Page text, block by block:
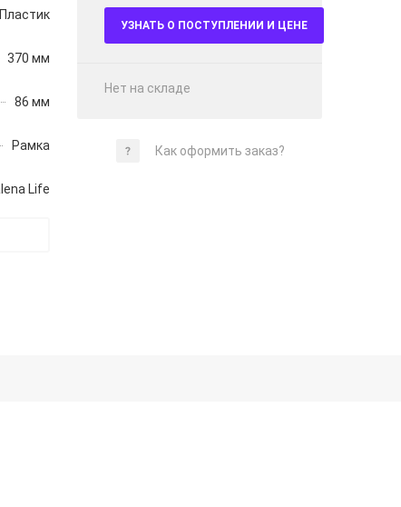
Пластик
370 мм
86 мм
Рамка
Life
УЗНАТЬ О ПОСТУПЛЕНИИ И ЦЕНЕ
Нет на складе
Как оформить заказ?